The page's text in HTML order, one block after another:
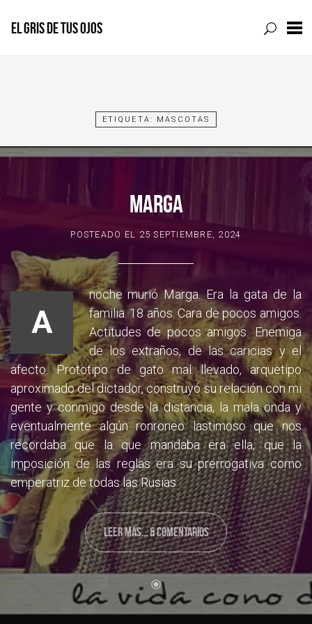
EL GRIS DE TUS OJOS
ETIQUETA: MASCOTAS
MARGA
POSTEADO EL 25 SEPTIEMBRE, 2024
A
noche murió Marga. Era la gata de la
familia. 18 años. Cara de pocos amigos.
Actitudes de pocos amigos. Enemiga
de los extraños, de las caricias y el
afecto. Prototipo de gato mal llevado, arquetipo
aproximado del dictador, construyó su relación con mi
gente y conmigo desde la distancia, la mala onda y
eventualmente algún ronroneo lastimoso que nos
recordaba que la que mandaba era ella, que la
imposición de las reglas era su prerrogativa como
emperatriz de todas las Rusias.
LEER MÁS... & COMENTARIOS